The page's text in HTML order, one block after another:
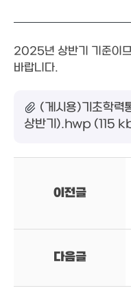
2025년 상반기 기준이
바랍니다.
(게시용)기초학력
상반기).hwp (115
이전글
다음글